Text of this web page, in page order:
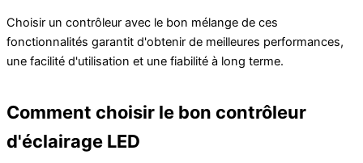
Choisir un contrôleur avec le bon mélange de ces
fonctionnalités garantit d'obtenir de meilleures performances,
une facilité d'utilisation et une fiabilité à long terme.
Comment choisir le bon contrôleur
d'éclairage LED